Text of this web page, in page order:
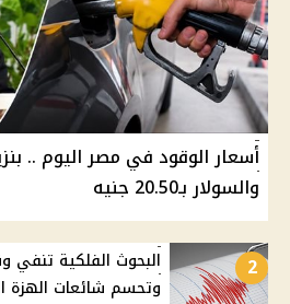
والسولار بـ20.50 جنيه
2
البحوث الفلكية تنفي
وتحسم شائعات الهزة